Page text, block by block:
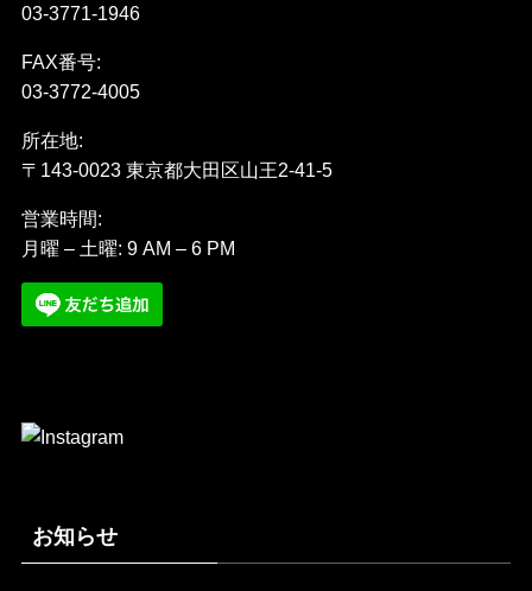
03-3771-1946
FAX番号:
03-3772-4005
所在地:
〒143-0023 東京都大田区山王2-41-5
営業時間:
月曜 – 土曜: 9 AM – 6 PM
お知らせ